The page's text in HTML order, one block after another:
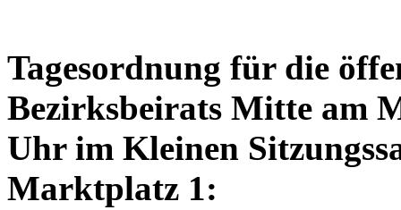
Tagesordnung für die
Bezirksbeirats Mitte am
Uhr im Kleinen
Marktplatz 1: